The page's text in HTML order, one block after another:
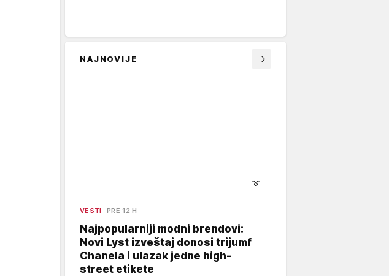
NAJNOVIJE
VESTI PRE 12 H
Najpopularniji modni brendovi:
Novi Lyst izveštaj donosi trijumf
Chanela i ulazak jedne high-
street etikete